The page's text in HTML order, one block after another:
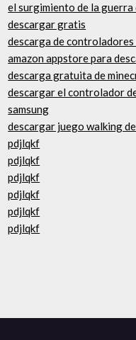
el surgimiento de la
descargar gratis
descarga de
amazon appstore para
descarga gratuita de
descargar el controlador
samsung
descargar juego walking
pdjlqkf
pdjlqkf
pdjlqkf
pdjlqkf
pdjlqkf
pdjlqkf